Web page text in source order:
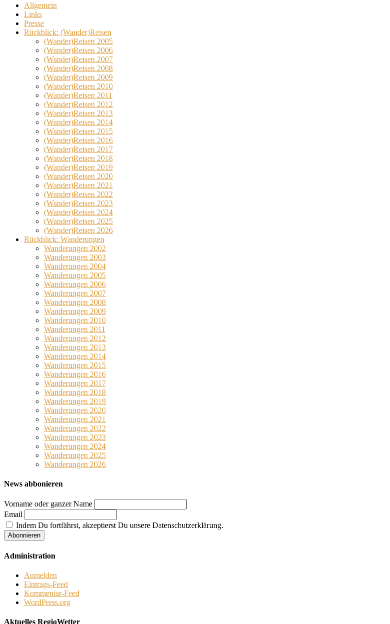
Allgemein
Links
Presse
Rückblick: (Wander)Reisen
(Wander)Reisen 2005
(Wander)Reisen 2006
(Wander)Reisen 2007
(Wander)Reisen 2008
(Wander)Reisen 2009
(Wander)Reisen 2010
(Wander)Reisen 2011
(Wander)Reisen 2012
(Wander)Reisen 2013
(Wander)Reisen 2014
(Wander)Reisen 2015
(Wander)Reisen 2016
(Wander)Reisen 2017
(Wander)Reisen 2018
(Wander)Reisen 2019
(Wander)Reisen 2020
(Wander)Reisen 2021
(Wander)Reisen 2022
(Wander)Reisen 2023
(Wander)Reisen 2024
(Wander)Reisen 2025
(Wander)Reisen 2026
Rückblick: Wanderungen
Wanderungen 2002
Wanderungen 2003
Wanderungen 2004
Wanderungen 2005
Wanderungen 2006
Wanderungen 2007
Wanderungen 2008
Wanderungen 2009
Wanderungen 2010
Wanderungen 2011
Wanderungen 2012
Wanderungen 2013
Wanderungen 2014
Wanderungen 2015
Wanderungen 2016
Wanderungen 2017
Wanderungen 2018
Wanderungen 2019
Wanderungen 2020
Wanderungen 2021
Wanderungen 2022
Wanderungen 2023
Wanderungen 2024
Wanderungen 2025
Wanderungen 2026
News abbonieren
Vorname oder ganzer Name
Email
Indem Du fortfährst, akzeptierst Du unsere Datenschutzerklärung.
Administration
Anmelden
Eintrags-Feed
Kommentar-Feed
WordPress.org
Aktuelles RegioWetter